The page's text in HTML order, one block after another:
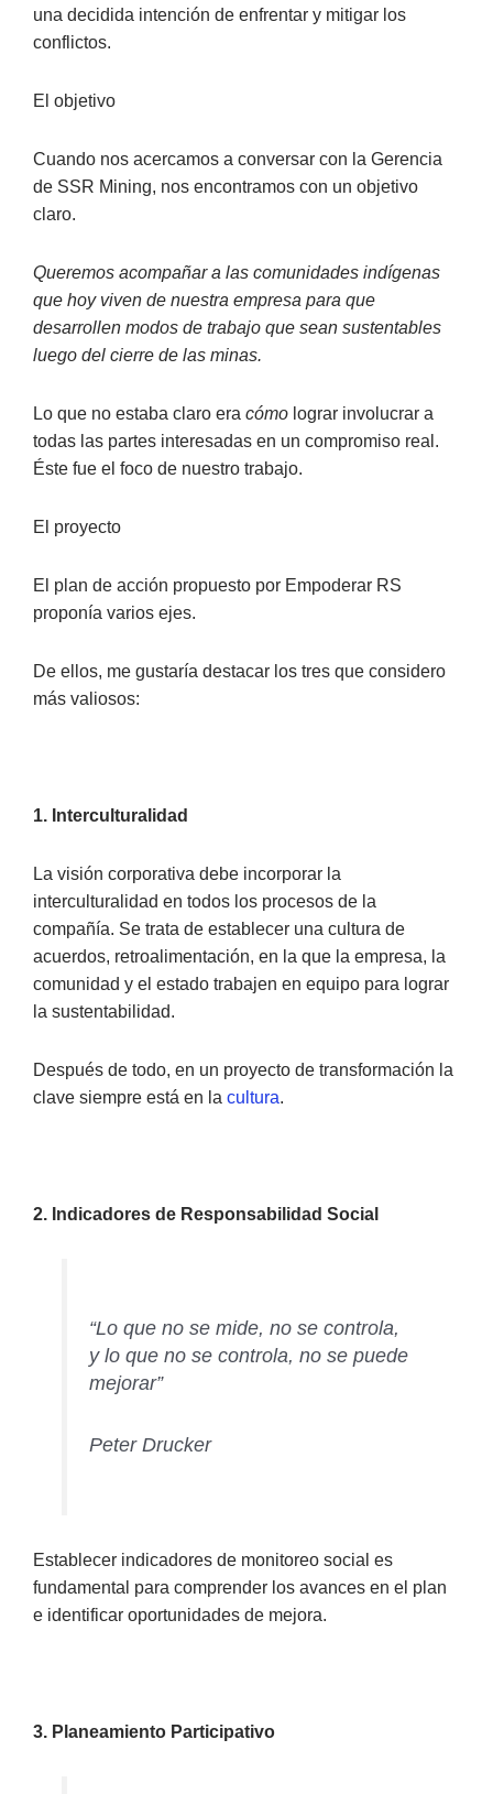
una decidida intención de enfrentar y mitigar los
conflictos.
El objetivo
Cuando nos acercamos a conversar con la Gerencia
de SSR Mining, nos encontramos con un objetivo
claro.
Queremos acompañar a las comunidades indígenas
que hoy viven de nuestra empresa para que
desarrollen modos de trabajo que sean sustentables
luego del cierre de las minas.
Lo que no estaba claro era cómo lograr involucrar a
todas las partes interesadas en un compromiso real.
Éste fue el foco de nuestro trabajo.
El proyecto
El plan de acción propuesto por Empoderar RS
proponía varios ejes.
De ellos, me gustaría destacar los tres que considero
más valiosos:
1. Interculturalidad
La visión corporativa debe incorporar la
interculturalidad en todos los procesos de la
compañía. Se trata de establecer una cultura de
acuerdos, retroalimentación, en la que la empresa, la
comunidad y el estado trabajen en equipo para lograr
la sustentabilidad.
Después de todo, en un proyecto de transformación la
clave siempre está en la cultura.
2. Indicadores de Responsabilidad Social
“Lo que no se mide, no se controla,
y lo que no se controla, no se puede
mejorar”
Peter Drucker
Establecer indicadores de monitoreo social es
fundamental para comprender los avances en el plan
e identificar oportunidades de mejora.
3. Planeamiento Participativo